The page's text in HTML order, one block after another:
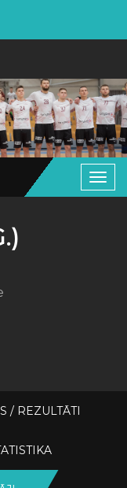
/ REZULTĀTI